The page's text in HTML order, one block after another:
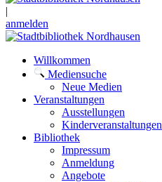
|
anmelden
Willkommen
Mediensuche
Neue Medien
Veranstaltungen
Ausstellungen
Kinderveranstaltungen
Bibliothek
Impressum
Anmeldung
Angebote